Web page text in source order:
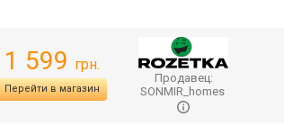
1 599 грн.
Перейти в магазин
Продавец:
SONMIR_homes